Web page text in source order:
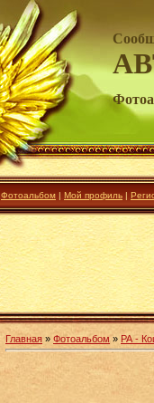
Фотоальбом | Мой профиль |
Главная » Фотоальбом» РА -